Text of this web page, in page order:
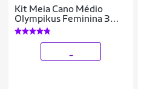
Kit Meia Cano Médio
Olympikus Feminina 3
Pares